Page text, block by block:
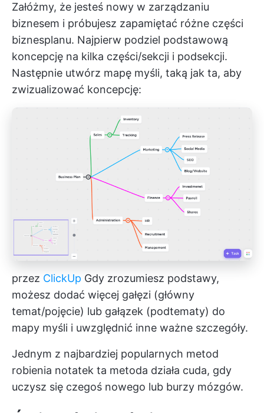
Załóżmy, że jesteś nowy w zarządzaniu
biznesem i próbujesz zapamiętać różne części
biznesplanu. Najpierw podziel podstawową
koncepcję na kilka części/sekcji i podsekcji.
Następnie utwórz mapę myśli, taką jak ta, aby
zwizualizować koncepcję:
przez ClickUp Gdy zrozumiesz podstawy,
możesz dodać więcej gałęzi (główny
temat/pojęcie) lub gałązek (podtematy) do
mapy myśli i uwzględnić inne ważne szczegóły.
Jednym z najbardziej popularnych metod
robienia notatek ta metoda działa cuda, gdy
uczysz się czegoś nowego lub burzy mózgów.